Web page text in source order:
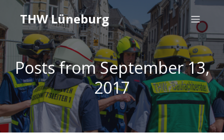
THW Lüneburg
Posts from September 13,
2017